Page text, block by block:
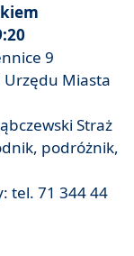
9
Miasta
Straż
podróżnik,
tel. 71 344 44